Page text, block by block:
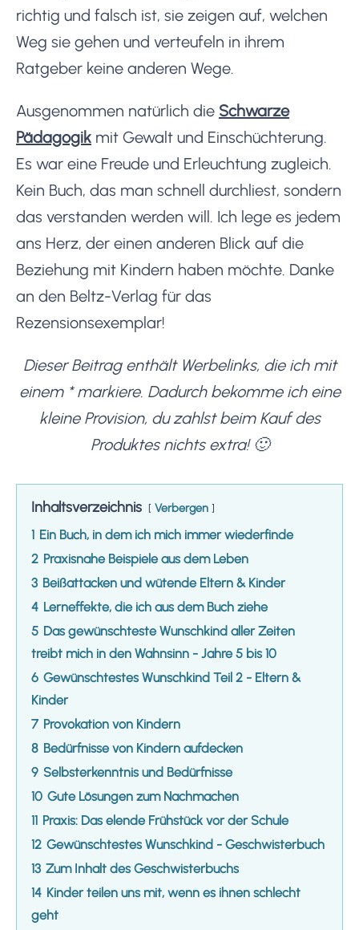
richtig und falsch ist, sie zeigen auf, welchen
Weg sie gehen und verteufeln in ihrem
Ratgeber keine anderen Wege.
Ausgenommen natürlich die Schwarze
Pädagogik mit Gewalt und Einschüchterung.
Es war eine Freude und Erleuchtung zugleich.
Kein Buch, das man schnell durchliest, sondern
das verstanden werden will. Ich lege es jedem
ans Herz, der einen anderen Blick auf die
Beziehung mit Kindern haben möchte. Danke
an den Beltz-Verlag für das
Rezensionsexemplar!
Dieser Beitrag enthält Werbelinks, die ich mit
einem * markiere. Dadurch bekomme ich eine
kleine Provision, du zahlst beim Kauf des
Produktes nichts extra! 🙂
Inhaltsverzeichnis Verbergen
1 Ein Buch, in dem ich mich immer wiederfinde
2 Praxisnahe Beispiele aus dem Leben
3 Beißattacken und wütende Eltern & Kinder
4 Lerneffekte, die ich aus dem Buch ziehe
5 Das gewünschteste Wunschkind aller Zeiten
treibt mich in den Wahnsinn - Jahre 5 bis 10
6 Gewünschtestes Wunschkind Teil 2 - Eltern &
Kinder
7 Provokation von Kindern
8 Bedürfnisse von Kindern aufdecken
9 Selbsterkenntnis und Bedürfnisse
10 Gute Lösungen zum Nachmachen
11 Praxis: Das elende Frühstück vor der Schule
12 Gewünschtestes Wunschkind - Geschwisterbuch
13 Zum Inhalt des Geschwisterbuchs
14 Kinder teilen uns mit, wenn es ihnen schlecht
geht